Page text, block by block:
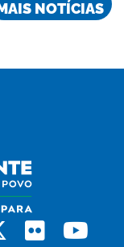
NOTÍCIAS
X Flickr